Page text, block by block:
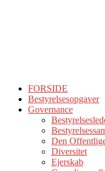
FORSIDE
Bestyrelsesopgaver
Governance
Den
Diversitet
Ejerskab